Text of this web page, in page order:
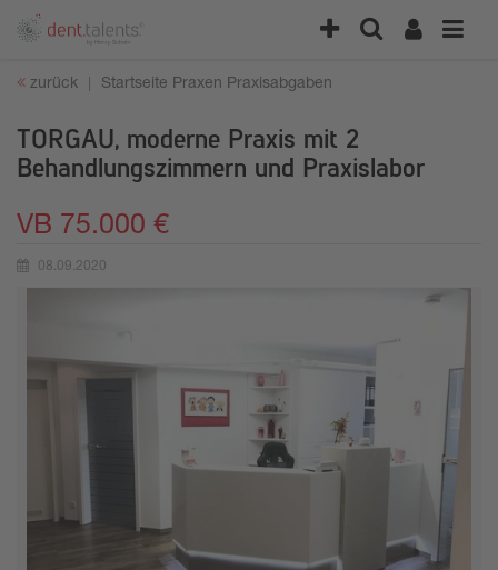
zurück Startseite Praxen Praxisabgaben
TORGAU, moderne Praxis mit 2
Behandlungszimmern und Praxislabor
VB 75.000 €
Erstellungsdatum:
08.09.2020